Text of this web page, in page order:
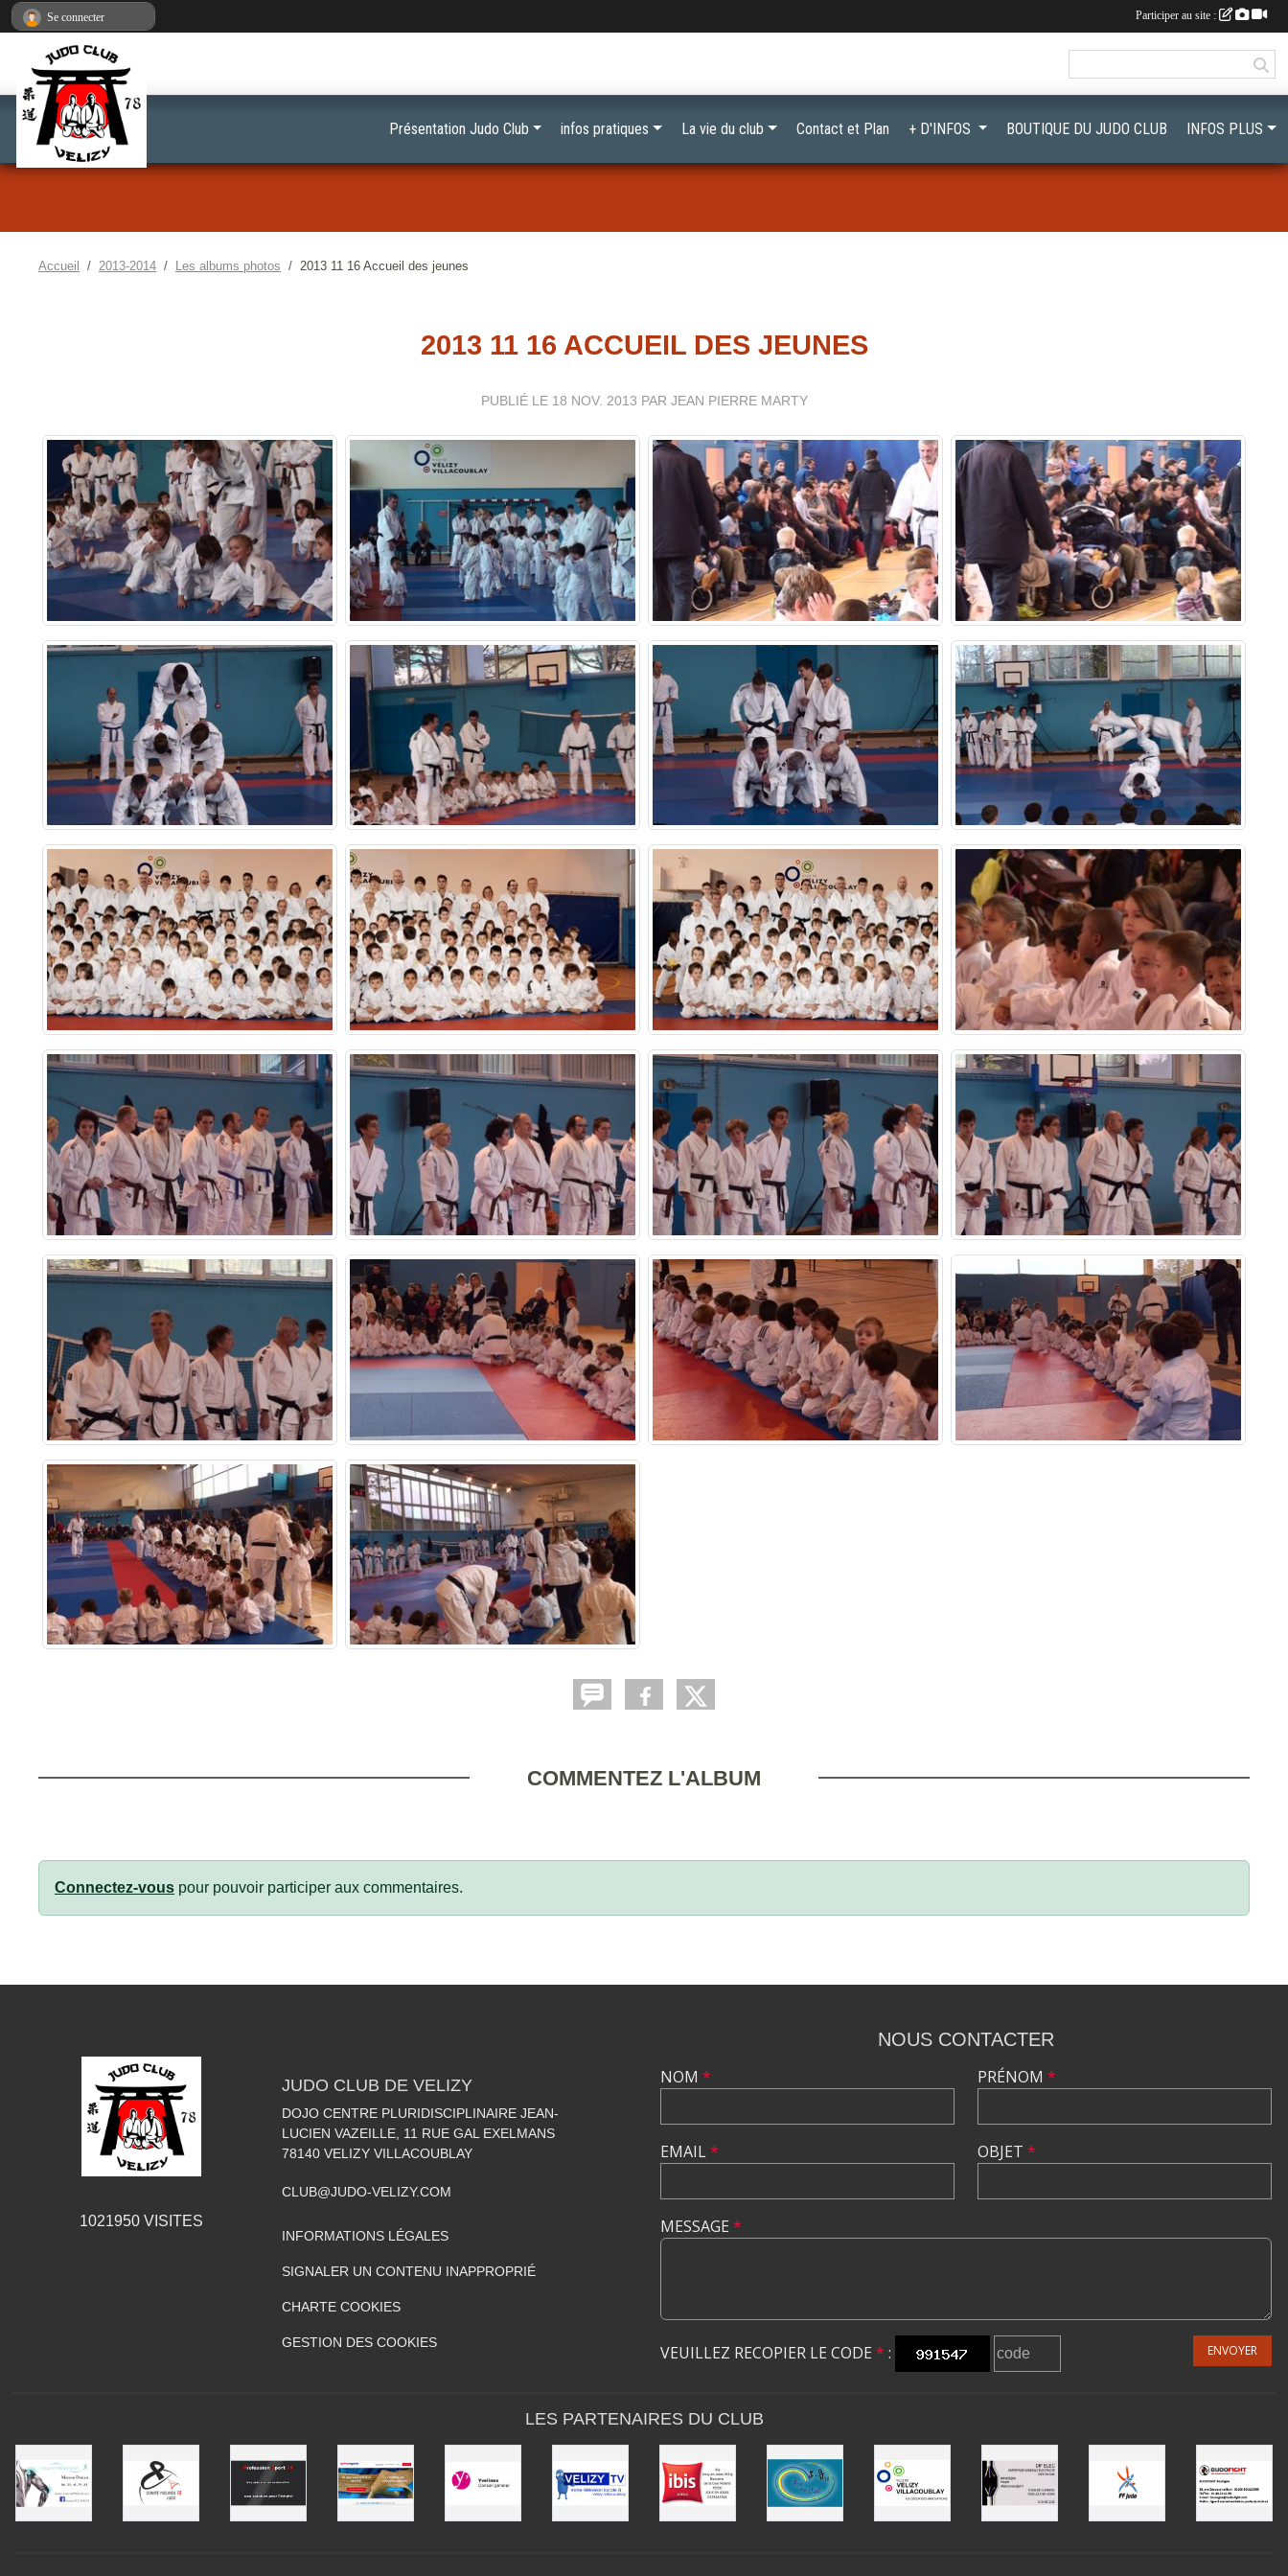
Accueil 2013-2014 Les albums photos 2013 11 16 Accueil des jeunes
2013 11 16 ACCUEIL DES JEUNES
PUBLIÉ LE 18 NOV. 2013 PAR JEAN PIERRE MARTY
COMMENTEZ L'ALBUM
Connectez-vous pour pouvoir participer aux commentaires.
Présentation Judo Club infos pratiques La vie du club Contact et Plan + D'INFOS BOUTIQUE DU JUDO CLUB INFOS PLUS
1021950VISITES
JUDO CLUB DE VELIZY
DOJO CENTRE PLURIDISCIPLINAIRE JEAN-
LUCIEN VAZEILLE, 11 RUE GAL EXELMANS
78140 VELIZY VILLACOUBLAY
CLUB@JUDO-VELIZY.COM
INFORMATIONS LÉGALES
SIGNALER UN CONTENU INAPPROPRIÉ
CHARTE COOKIES
GESTION DES COOKIES
NOUS CONTACTER
NOM *
EMAIL*
PRÉNOM *
OBJET *
MESSAGE *
VEUILLEZ RECOPIER LE CODE * : ENVOYER
LES PARTENAIRES DU CLUB
Se connecter Participer au site :
Panneau de gestion des cookies